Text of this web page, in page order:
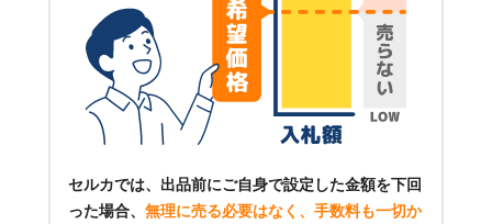
セルカでは、出品前にご自身で設定した金額を下回
った場合、 無理に売る必要はなく、手数料も一切か